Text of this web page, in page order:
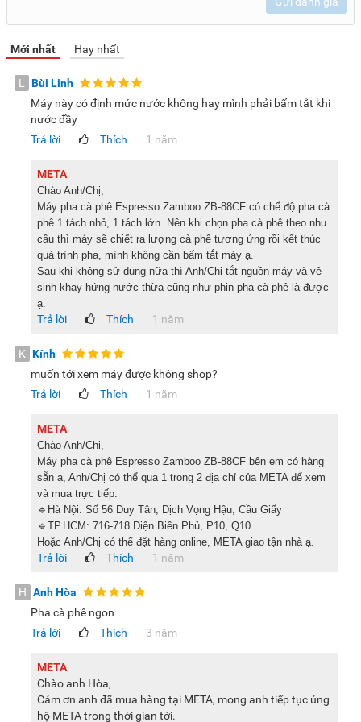
CE, ROSH, đồng thời đạt tiêu chuẩn QCVN4:2009/BKHCN
cho phép lưu hành tại Việt Nam. Những chứng nhận này
không chỉ khẳng định chất lượng sản phẩm và độ an toàn
khi sử dụng, mà còn chứng minh sự đầu tư nghiêm túc của
thương hiệu Zamboo vào quy trình sản xuất và kiểm định
chất lượng.
Tấm phát nhiệt giữ ấm cà phê , tiện lợi và tinh tế
thông minh, có tác dụng giữ ấm cà phê hoặc ly tách sau khi
pha. Nhờ tính năng này, cà phê luôn duy trì được nhiệt độ lý
tưởng, giúp bạn thưởng thức trọn vẹn hương vị dù không
uống nhanh. Đây là chi tiết nhỏ nhưng thể hiện sự tinh tế
trong thiết kế của dòng máy này.
Cấu tạo của máy pha cà phê Espresso Zamboo ZB-
88CF
Tấm giữ ấm cà phê
Nút nguồn
Nút pha cà phê
Nút xả hơi nước
Bộ phận chứa bột cà phê
2 đầu ra cà phê
Đầu xa hơi nước
Khay hứng nước thừa và để cốc
Van điều chỉnh phun hơi
Bình chứa nước
Các bộ phận trên máy pha cà phê
Hướng dẫn sử dụng máy pha cà phê Zamboo ZB-
Pha cà phê Espresso
Mới nhất Hay nhất
L
Bùi Linh
Máy này có định mức nước không hay mình phải bấm tắt khi
nước đầy
Trả lời
Thích 1 năm
META
Chào Anh/Chị,
Máy pha cà phê Espresso Zamboo ZB-88CF có chế độ pha cà
phê 1 tách nhỏ, 1 tách lớn. Nên khi chọn pha cà phê theo nhu
cầu thì máy sẽ chiết ra lượng cà phê tương ứng rồi kết thúc
quá trình pha, mình không cần bấm tắt máy ạ.
Sau khi không sử dụng nữa thì Anh/Chị tắt nguồn máy và vệ
sinh khay hứng nước thừa cũng như phin pha cà phê là được
ạ.
Trả lời Thích 1 năm
K Kính
muốn tới xem máy được không shop?
Trả lời
Thích 1 năm
META
Chào Anh/Chị,
Máy pha cà phê Espresso Zamboo ZB-88CF bên em có hàng
sẵn ạ, Anh/Chị có thể qua 1 trong 2 địa chỉ của META để xem
và mua trực tiếp:
🔹Hà Nội: Số 56 Duy Tân, Dịch Vọng Hậu, Cầu Giấy
🔹TP.HCM: 716-718 Điện Biên Phủ, P10, Q10
Hoặc Anh/Chị có thể đặt hàng online, META giao tận nhà ạ.
Trả lời Thích 1 năm
H Anh Hòa
Pha cà phê ngon
Trả lời
Thích 3 năm
META
Chào anh Hòa,
Cảm ơn anh đã mua hàng tại META, mong anh tiếp tục ủng
hộ META trong thời gian tới.